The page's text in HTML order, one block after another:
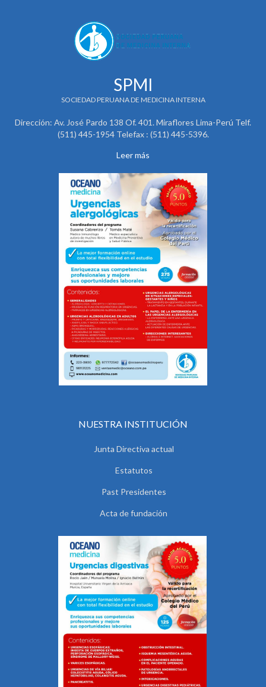
SPMI
SOCIEDAD PERUANA DE MEDICINA INTERNA
Dirección: Av. José Pardo 138 Of. 401. Miraflores Lima-Perú Telf.
(511) 445-1954 Telefax : (511) 445-5396.
Leer más
NUESTRA INSTITUCIÓN
Junta Directiva actual
Estatutos
Past Presidentes
Acta de fundación